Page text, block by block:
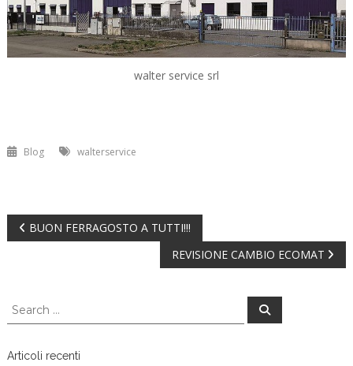
walter service srl
Blog walterservice
Navigazione
BUON FERRAGOSTO A TUTTI!!!
REVISIONE CAMBIO ECOMAT
Search
for:
Search
Articoli recenti